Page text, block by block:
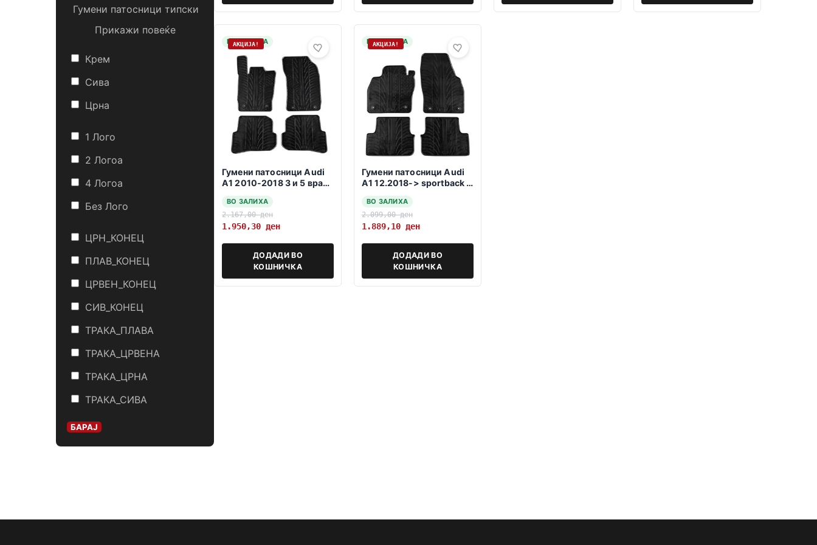
Гумени патосници типски
Прикажи повеќе
Крем
Сива
Црна
1 Лого
2 Логоa
4 Логоa
Без Лого
ЦРН_КОНЕЦ
ПЛАВ_КОНЕЦ
ЦРВЕН_КОНЕЦ
СИВ_КОНЕЦ
ТРАКА_ПЛАВА
ТРАКА_ЦРВЕНА
ТРАКА_ЦРНА
ТРАКА_СИВА
БАРАЈ
НА ЗАЛИХА
АКЦИЈА!
Гумени патосници Audi
A1 2010-2018 3 и 5 врати
ВО ЗАЛИХА
2.167,00ден
1.950,30 ден
ДОДАДИ ВО
КОШНИЧКА
НА ЗАЛИХА
АКЦИЈА!
Гумени патосници Audi
A1 12.2018-> sportback 5
ВО ЗАЛИХА
2.099,00ден
1.889,10 ден
ДОДАДИ ВО
КОШНИЧКА